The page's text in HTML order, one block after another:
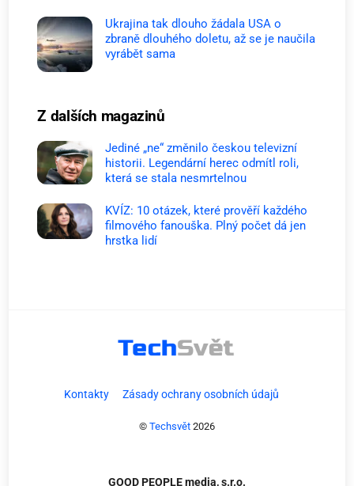
Ukrajina tak dlouho žádala USA o
zbraně dlouhého doletu, až se je naučila
vyrábět sama
Z dalších magazinů
Jediné „ne“ změnilo českou televizní
historii. Legendární herec odmítl roli,
která se stala nesmrtelnou
KVÍZ: 10 otázek, které prověří každého
filmového fanouška. Plný počet dá jen
hrstka lidí
Kontakty Zásady ochrany osobních údajů
© Techsvět 2026
GOOD PEOPLE media, s.r.o.